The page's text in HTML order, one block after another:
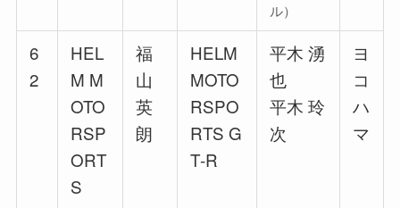
ル）
6
2
HEL
M M
OTO
RSP
ORT
S
福
山
英
朗
HELM
MOTO
RSPO
RTS G
T‐R
平木 湧
也
平木 玲
次
ヨ
コ
ハ
マ